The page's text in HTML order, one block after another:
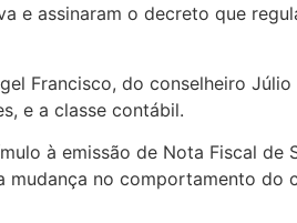
e assinaram o decreto que
Francisco, do conselheiro
e a classe contábil.
à emissão de Nota Fiscal de
mudança no comportamento do